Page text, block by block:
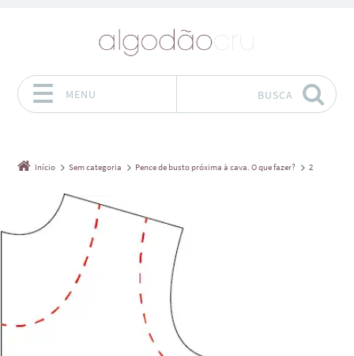
MENU BUSCA
Início Sem categoria Pence de busto próxima à cava. O que fazer? 2